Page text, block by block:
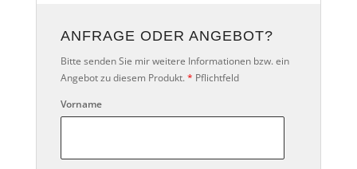
ANFRAGE ODER ANGEBOT?
Bitte senden Sie mir weitere Informationen bzw. ein
Angebot zu diesem Produkt. * Pflichtfeld
Vorname